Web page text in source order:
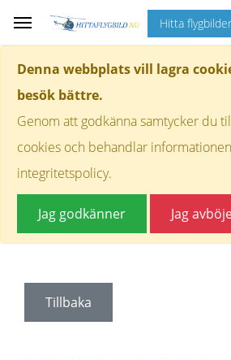
Denna webbplats vill lagra
besök bättre.
Genom att godkänna samtycker du
cookies och behandlar
integritetspolicy.
Jag godkänner Jag
Hitta
Tillbaka